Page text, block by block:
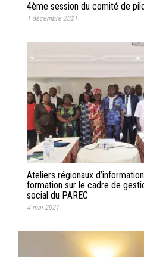
4ème session du comité de
1 décembre 2021
Ateliers régionaux
formation sur le cadre de
social du PAREC
4 mai 2021